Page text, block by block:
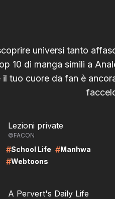
universi tanto
10 di manga simili a
il tuo cuore da fan è
Lezioni private
©FACON
#School Life #Manhwa
#Webtoons
A Pervert's Daily Life